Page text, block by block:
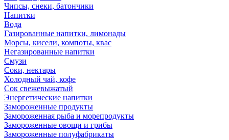
Чипсы, снеки, батончики
Напитки
Вода
Газированные напитки, лимонады
Морсы, кисели, компоты, квас
Негазированные напитки
Смузи
Соки, нектары
Холодный чай, кофе
Сок свежевыжатый
Энергетические напитки
Замороженные продукты
Замороженная рыба и морепродукты
Замороженные овощи и грибы
Замороженные полуфабрикаты